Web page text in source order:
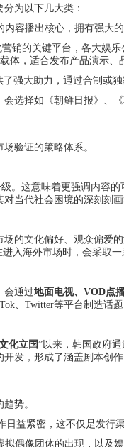
为以下几大类：
内容播出核心，拥有强大
销的关键平台，各大娱乐
体，适合发布产品演示、
强大助力，通过合制或
选择如《朝鲜日报》、
验证的策略体系。
。这意味着更强调内容
当代社会困境的深刻刻
的文化偏好、观众偏爱
入海外市场时，会采取
会通过地面电视、VOD点
、Twitter等平台制造话
化立国”以来，韩国政府
发，形成了涵盖剧本创
势。
日益紧密，这不仅是发
拟偶像团体的出现，以及